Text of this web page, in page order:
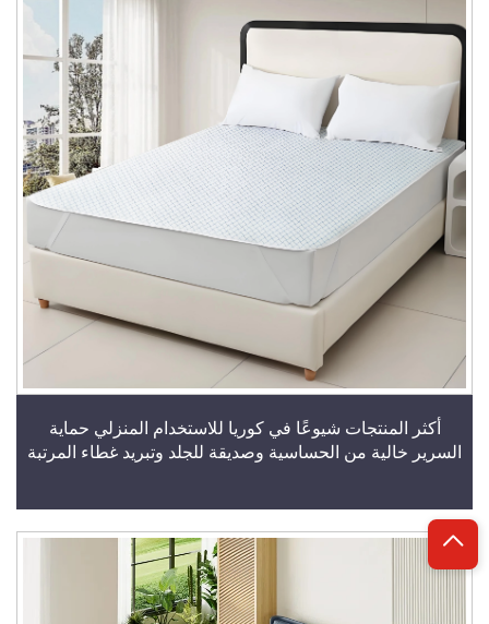
أكثر المنتجات شيوعًا في كوريا للاستخدام المنزلي حماية
السرير خالية من الحساسية وصديقة للجلد وتبريد غطاء المرتبة